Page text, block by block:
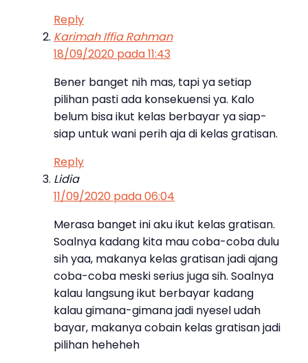
Reply
Karimah Iffia Rahman
18/09/2020 pada 11:43
Bener banget nih mas, tapi ya setiap
pilihan pasti ada konsekuensi ya. Kalo
belum bisa ikut kelas berbayar ya siap-
siap untuk wani perih aja di kelas gratisan.
Reply
Lidia
11/09/2020 pada 06:04
Merasa banget ini aku ikut kelas gratisan.
Soalnya kadang kita mau coba-coba dulu
sih yaa, makanya kelas gratisan jadi ajang
coba-coba meski serius juga sih. Soalnya
kalau langsung ikut berbayar kadang
kalau gimana-gimana jadi nyesel udah
bayar, makanya cobain kelas gratisan jadi
pilihan heheheh